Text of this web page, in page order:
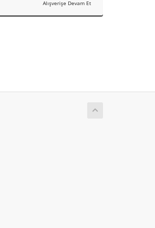
Alışverişe Devam Et